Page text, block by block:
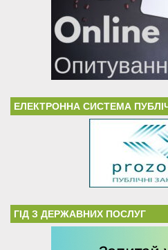
ЕЛЕКТРОННА СИСТЕМА
ГІД З ДЕРЖАВНИХ ПОСЛУГ